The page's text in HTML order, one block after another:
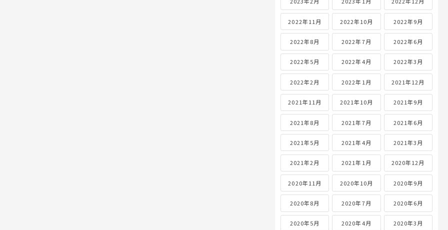
2022年11月 2022年10月 2022年9月
2022年8月 2022年7月 2022年6月
2022年5月 2022年4月 2022年3月
2022年2月 2022年1月 2021年12月
2021年11月 2021年10月 2021年9月
2021年8月 2021年7月 2021年6月
2021年5月 2021年4月 2021年3月
2021年2月 2021年1月 2020年12月
2020年11月 2020年10月 2020年9月
2020年8月 2020年7月 2020年6月
2020年5月 2020年4月 2020年3月